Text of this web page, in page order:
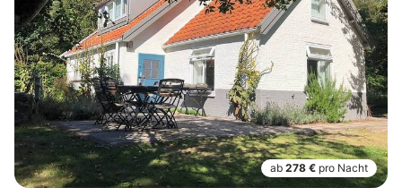
ab 278 € pro Nacht